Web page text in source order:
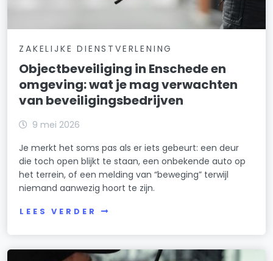
ZAKELIJKE DIENSTVERLENING
Objectbeveiliging in Enschede en
omgeving: wat je mag verwachten
van beveiligingsbedrijven
9 mei 2026
Je merkt het soms pas als er iets gebeurt: een deur
die toch open blijkt te staan, een onbekende auto op
het terrein, of een melding van “beweging” terwijl
niemand aanwezig hoort te zijn.
LEES VERDER